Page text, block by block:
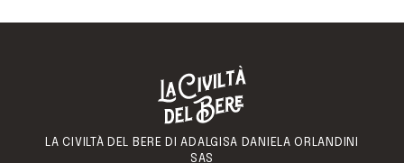
LA CIVILTÀ DEL BERE DI ADALGISA DANIELA ORLANDINI
SAS